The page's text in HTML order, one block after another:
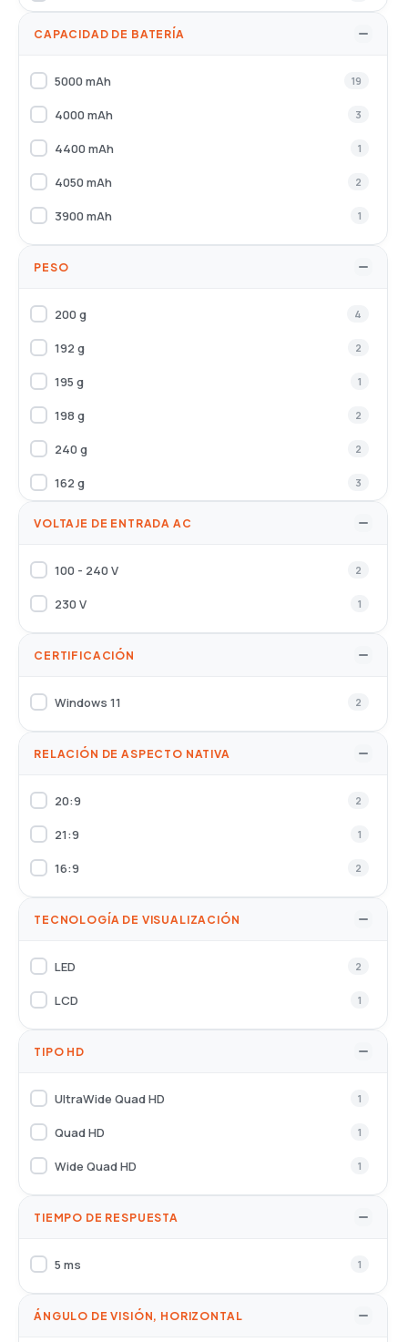
Marina
CAPACIDAD DE BATERÍA
5000 mAh 19
4000 mAh 3
4400 mAh 1
4050 mAh 2
3900 mAh 1
PESO
200 g 4
192 g 2
195 g 1
198 g 2
240 g 2
162 g 3
190 g
VOLTAJE DE ENTRADA AC
100 - 240 V 2
230 V 1
CERTIFICACIÓN
Windows 11 2
RELACIÓN DE ASPECTO NATIVA
20:9 2
21:9 1
16:9 2
TECNOLOGÍA DE VISUALIZACIÓN
LED 2
LCD 1
TIPO HD
UltraWide Quad HD 1
Quad HD 1
Wide Quad HD 1
TIEMPO DE RESPUESTA
5 ms 1
ÁNGULO DE VISIÓN, HORIZONTAL